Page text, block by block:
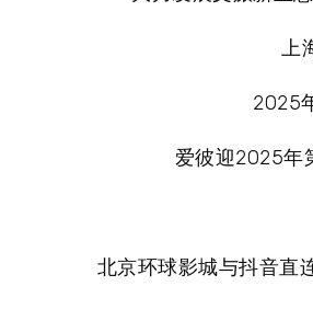
上
2025
爱彼迎2025年
北京环球影城与抖音直